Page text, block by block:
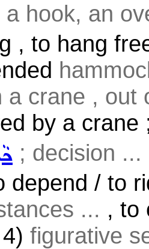
a hook, an
, to hang
a crane , out
by a
; decision
depend / to
... , to
figurative